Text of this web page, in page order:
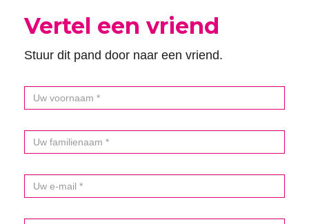
Vertel een vriend
Stuur dit pand door naar een vriend.